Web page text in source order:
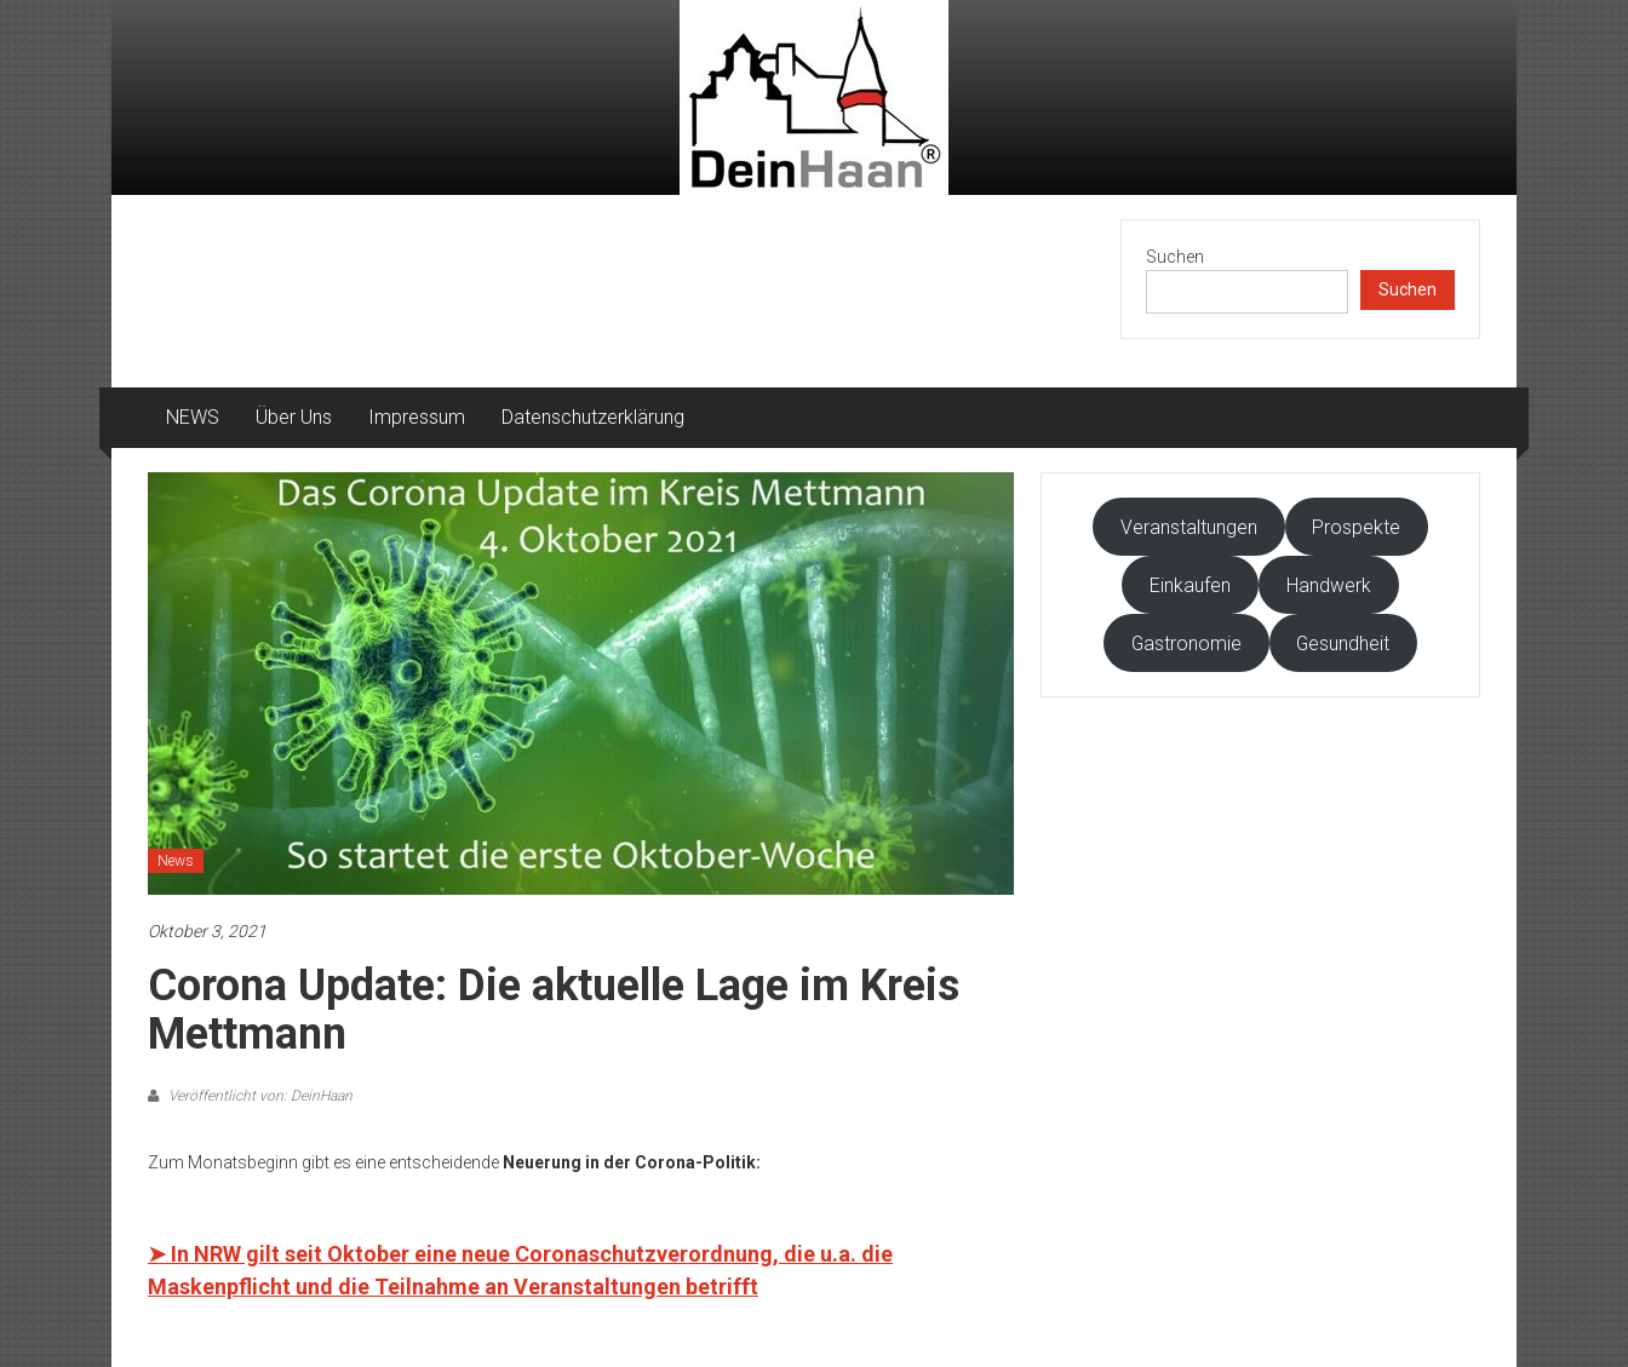
Suchen
Suchen
NEWS Über Uns Impressum Datenschutzerklärung
News
Oktober 3, 2021
Corona Update: Die aktuelle Lage im Kreis
Mettmann
Veröffentlicht von: DeinHaan
Zum Monatsbeginn gibt es eine entscheidende Neuerung in der Corona-Politik:
➤ In NRW gilt seit Oktober eine neue Coronaschutzverordnung, die u.a. die
Maskenpflicht und die Teilnahme an Veranstaltungen betrifft
Veranstaltungen Prospekte
Einkaufen Handwerk
Gastronomie Gesundheit